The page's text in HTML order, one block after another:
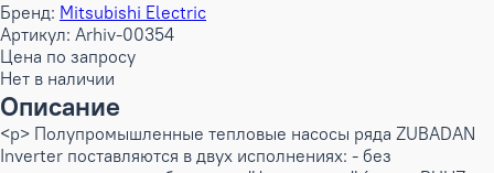
Бренд: Mitsubishi Electric
Артикул: Arhiv-00354
Цена по запросу
Нет в наличии
Описание
<p> Полупромышленные тепловые насосы ряда ZUBADAN
Inverter поставляются в двух исполнениях: - без